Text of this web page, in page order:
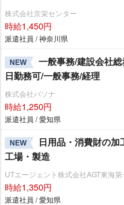
株式会社京栄センター
時給1,450円
派遣社員 / 神奈川県
NEW
一般事務/建設会社
日勤務可/一般事務/経理
株式会社パソナ
時給1,250円
派遣社員 / 愛知県
NEW
日用品・消費財の
工場・製造
UTエージェント株式会社AGT東海
時給1,350円
派遣社員 / 愛知県